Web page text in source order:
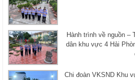
Hành trình về nguồn –
dân khu vực 4 Hải
Chi đoàn VKSND Khu